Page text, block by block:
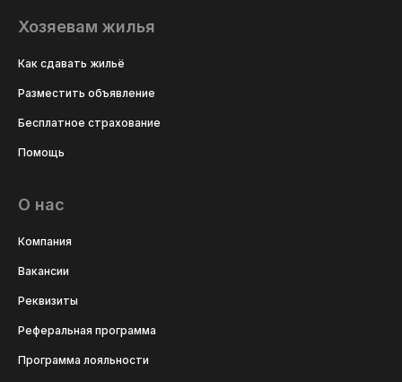
Хозяевам жилья
Как сдавать жильё
Разместить объявление
Бесплатное страхование
Помощь
О нас
Компания
Вакансии
Реквизиты
Реферальная программа
Программа лояльности